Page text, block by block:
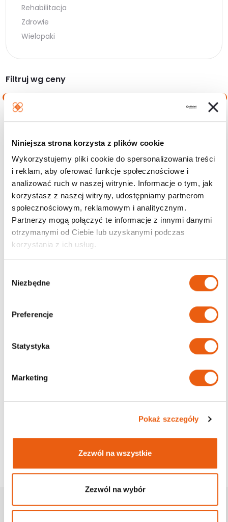
Niniejsza strona korzysta z plików cookie
Wykorzystujemy pliki cookie do spersonalizowania treści
i reklam, aby oferować funkcje społecznościowe i
analizować ruch w naszej witrynie. Informacje o tym, jak
korzystasz z naszej witryny, udostępniamy partnerom
społecznościowym, reklamowym i analitycznym.
Partnerzy mogą połączyć te informacje z innymi danymi
otrzymanymi od Ciebie lub uzyskanymi podczas
korzystania z ich usług.
Niezbędne
Preferencje
Statystyka
Marketing
Pokaż szczegóły
Zezwól na wszystkie
Zezwól na wybór
Rehabilitacja
Zdrowie
Wielopaki
Filtruj wg ceny
min.
maks.
Filtruj
Darmowa dostawa
od 200zł
Zapisz Się Na Newsletter